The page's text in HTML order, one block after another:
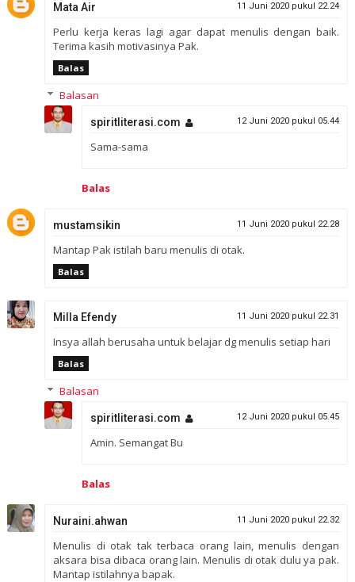
Mata Air 11 Juni 2020 pukul 22.24
Perlu kerja keras lagi agar dapat menulis dengan baik.
Terima kasih motivasinya Pak.
Balas
Balasan
spiritliterasi.com 12 Juni 2020 pukul 05.44
Sama-sama
Balas
mustamsikin 11 Juni 2020 pukul 22.28
Mantap Pak istilah baru menulis di otak.
Balas
Milla Efendy 11 Juni 2020 pukul 22.31
Insya allah berusaha untuk belajar dg menulis setiap hari
Balas
Balasan
spiritliterasi.com 12 Juni 2020 pukul 05.45
Amin. Semangat Bu
Balas
Nuraini.ahwan 11 Juni 2020 pukul 22.32
Menulis di otak tak terbaca orang lain, menulis dengan
aksara bisa dibaca orang lain. Menulis di otak dulu ya pak.
Mantap istilahnya bapak.